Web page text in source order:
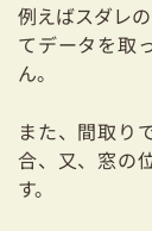
例えばスダレ
てデータを取
ん。
また、間取り
合、又、窓の
す。